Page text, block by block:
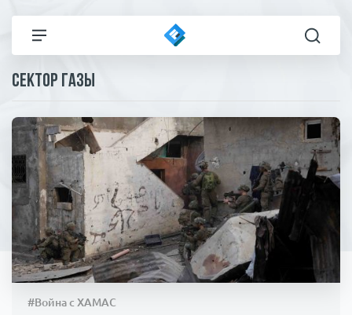
Все новости
Политика
В мире
Экономика
Общество
Спорт
Здоровье и красота
Пресса
Статьи
Сектор Газы
#Война с ХАМАС